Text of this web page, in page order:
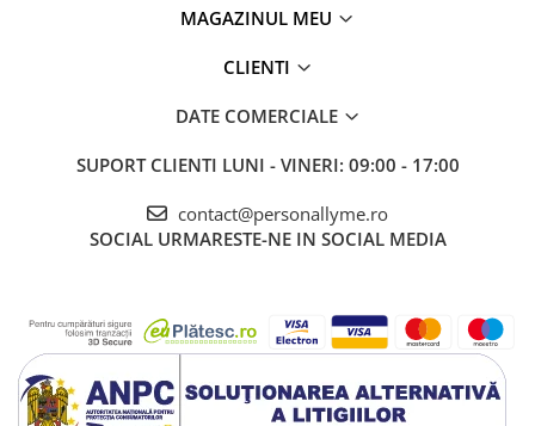
MAGAZINUL MEU
CLIENTI
DATE COMERCIALE
SUPORT CLIENTI LUNI - VINERI: 09:00 - 17:00
contact@personallyme.ro
SOCIAL URMARESTE-NE IN SOCIAL MEDIA